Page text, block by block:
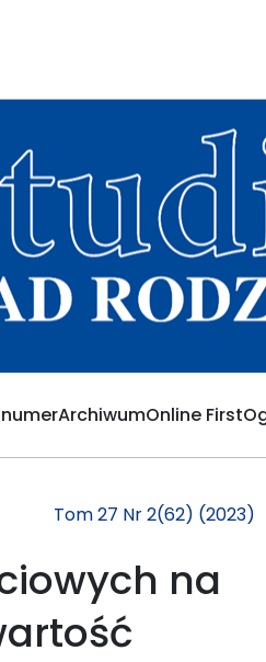
ArchiwumOnline First
Tom 27 Nr 2(62) (2023)
na